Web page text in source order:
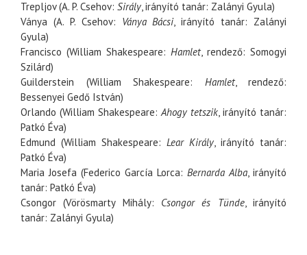
Trepljov (A. P. Csehov: Sirály, irányító tanár: Zalányi Gyula)
Ványa (A. P. Csehov: Ványa Bácsi, irányító tanár: Zalányi
Gyula)
Francisco (William Shakespeare: Hamlet, rendező: Somogyi
Szilárd)
Guilderstein (William Shakespeare: Hamlet, rendező:
Bessenyei Gedő István)
Orlando (William Shakespeare:Ahogy tetszik, irányító tanár:
Patkó Éva)
Edmund (William Shakespeare: Lear Király, irányító tanár:
Patkó Éva)
Maria Josefa (Federico García Lorca: Bernarda Alba, irányító
tanár: Patkó Éva)
Csongor (Vörösmarty Mihály: Csongor és Tünde, irányító
tanár: Zalányi Gyula)